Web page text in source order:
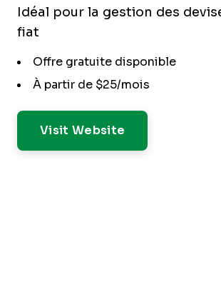
Idéal pour la gestion des
fiat
Offre gratuite disponible
À partir de $25/mois
Visit Website